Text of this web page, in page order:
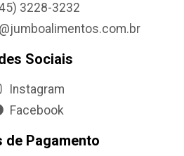
3228-3232
Sociais
Instagram
Facebook
de Pagamento